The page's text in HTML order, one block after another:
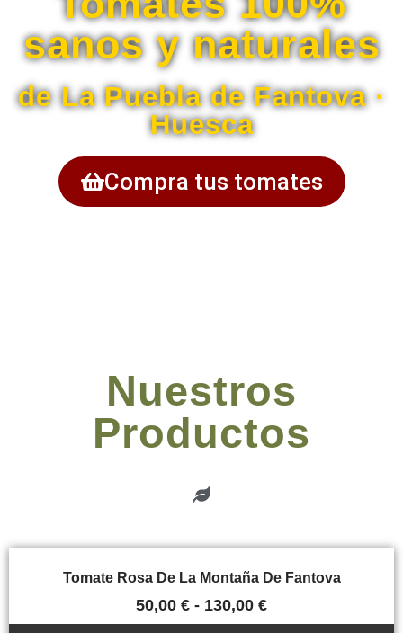
sanos y naturales
de La Puebla de Fantova ·
Huesca​
Compra tus tomates
Nuestros
Productos
Tomate Rosa De La Montaña De Fantova
50,00 € - 130,00 €